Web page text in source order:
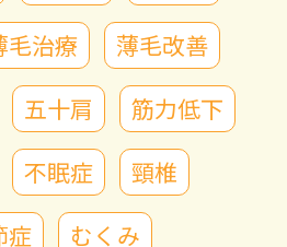
毛治療
薄毛改善
五十肩
筋力低下
不眠症
頸椎
症 むくみ